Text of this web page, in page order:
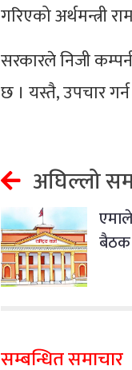
गरिएको अर्थमन्त्री
सरकारले निजी
छ । यस्तै, उपचार
अघिल्लो
एमाले
बैठक
सम्बन्धित समाचार